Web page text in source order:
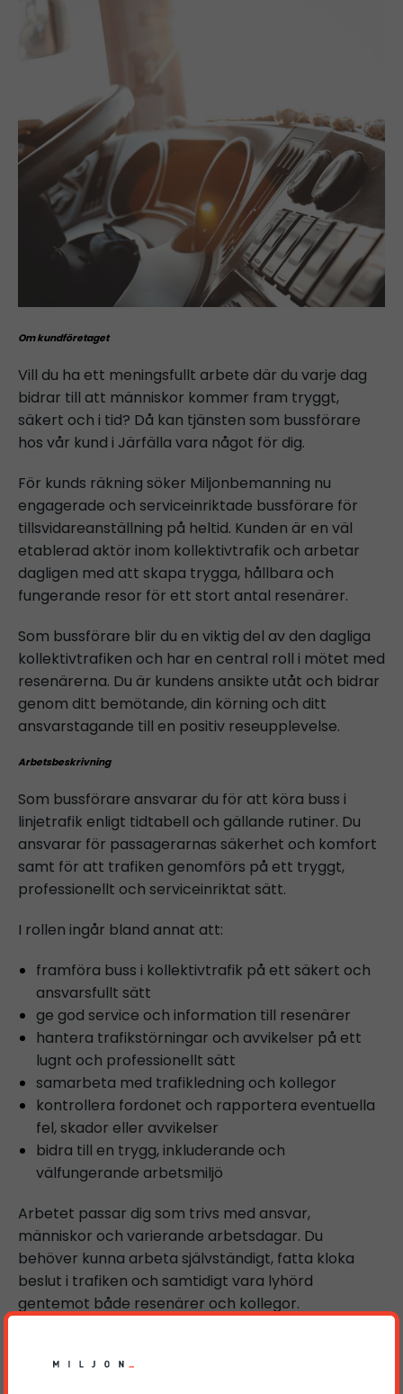
Om kundföretaget
Vill du ha ett meningsfullt arbete där du varje dag
bidrar till att människor kommer fram tryggt,
säkert och i tid? Då kan tjänsten som bussförare
hos vår kund i Järfälla vara något för dig.
För kunds räkning söker Miljonbemanning nu
engagerade och serviceinriktade bussförare för
tillsvidareanställning på heltid. Kunden är en väl
etablerad aktör inom kollektivtrafik och arbetar
dagligen med att skapa trygga, hållbara och
fungerande resor för ett stort antal resenärer.
Som bussförare blir du en viktig del av den dagliga
kollektivtrafiken och har en central roll i mötet med
resenärerna. Du är kundens ansikte utåt och bidrar
genom ditt bemötande, din körning och ditt
ansvarstagande till en positiv reseupplevelse.
Arbetsbeskrivning
Som bussförare ansvarar du för att köra buss i
linjetrafik enligt tidtabell och gällande rutiner. Du
ansvarar för passagerarnas säkerhet och komfort
samt för att trafiken genomförs på ett tryggt,
professionellt och serviceinriktat sätt.
I rollen ingår bland annat att:
framföra buss i kollektivtrafik på ett säkert och
ansvarsfullt sätt
ge god service och information till resenärer
hantera trafikstörningar och avvikelser på ett
lugnt och professionellt sätt
samarbeta med trafikledning och kollegor
kontrollera fordonet och rapportera eventuella
fel, skador eller avvikelser
bidra till en trygg, inkluderande och
välfungerande arbetsmiljö
Arbetet passar dig som trivs med ansvar,
människor och varierande arbetsdagar. Du
behöver kunna arbeta självständigt, fatta kloka
beslut i trafiken och samtidigt vara lyhörd
gentemot både resenärer och kollegor.
har giltigt körkort med behörighet D